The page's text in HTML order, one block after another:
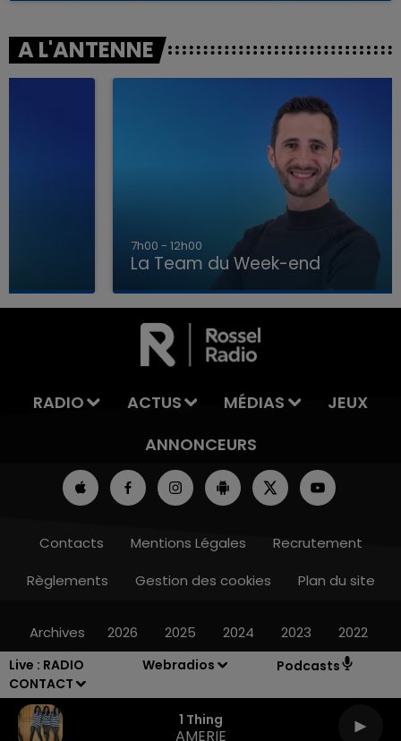
Live : RADIO
CONTACT
Webradios Podcasts
1 Thing
AMERIE
LA TEAM DU
A L'ANTENNE
La Team du Week-end
RADIO ACTUS MÉDIAS
JEUX
ANNONCEURS
Contacts Mentions Légales
Recrutement
Règlements
Gestion des cookies Plan du site
Archives 2026 2025 2024 2023 2022